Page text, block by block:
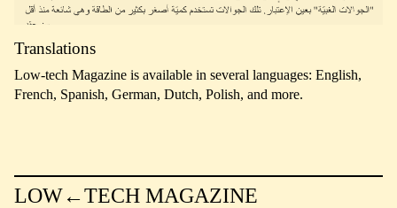
Translations
Low-tech Magazine is available in several languages: English,
French, Spanish, German, Dutch, Polish, and more.
LOW←TECH MAGAZINE